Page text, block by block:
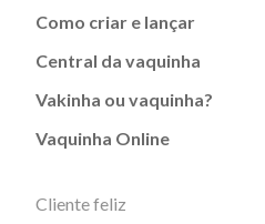
Como criar e lançar
Central da vaquinha
Vakinha ou vaquinha?
Vaquinha Online
Cliente feliz